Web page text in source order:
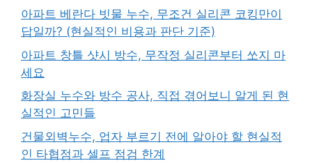
아파트 베란다 빗물 누수, 무조건 실리콘 코킹만이
답일까? (현실적인 비용과 판단 기준)
아파트 창틀 샷시 방수, 무작정 실리콘부터 쏘지 마
세요
화장실 누수와 방수 공사, 직접 겪어보니 알게 된 현
실적인 고민들
건물외벽누수, 업자 부르기 전에 알아야 할 현실적
인 타협점과 셀프 점검 한계